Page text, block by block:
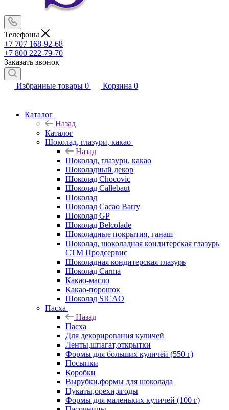
Телефоны
+7 707 168-92-68
+7 800 222-79-70
Заказать звонок
Избранные товары 0 Корзина 0
Каталог
Назад
Каталог
Шоколад, глазури, какао
Назад
Шоколад, глазури, какао
Шоколадный декор
Шоколад Chocovic
Шоколад Callebaut
Шоколад
Шоколад Cacao Barry
Шоколад GP
Шоколад Belcolade
Шоколадные покрытия, ганаш
Шоколад, шоколадная кондитерская глазурь
СТМ Продсервис
Шоколадная кондитерская глазурь
Шоколад Carma
Какао-масло
Какао-порошок
Шоколад SICAO
Пасха
Назад
Пасха
Для декорирования куличей
Ленты,шпагат,открытки
Формы для больших куличей (550 г)
Посыпки
Коробки
Вырубки,формы для шоколада
Цукаты,орехи,ягоды
Формы для маленьких куличей (100 г)